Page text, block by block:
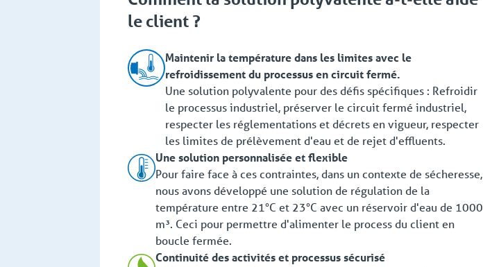
le client ?
Maintenir la température dans les limites avec le
refroidissement du processus en circuit fermé.
Une solution polyvalente pour des défis spécifiques : Refroidir
le processus industriel, préserver le circuit fermé industriel,
respecter les réglementations et décrets en vigueur, respecter
les limites de prélèvement d'eau et de rejet d'effluents.
Une solution personnalisée et flexible
Pour faire face à ces contraintes, dans un contexte de sécheresse,
nous avons développé une solution de régulation de la
température entre 21°C et 23°C avec un réservoir d'eau de 1000
m³. Ceci pour permettre d'alimenter le process du client en
boucle fermée.
Continuité des activités et processus sécurisé